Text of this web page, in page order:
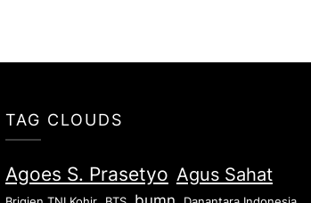
TAG CLOUDS
Agoes S. Prasetyo Agus Sahat